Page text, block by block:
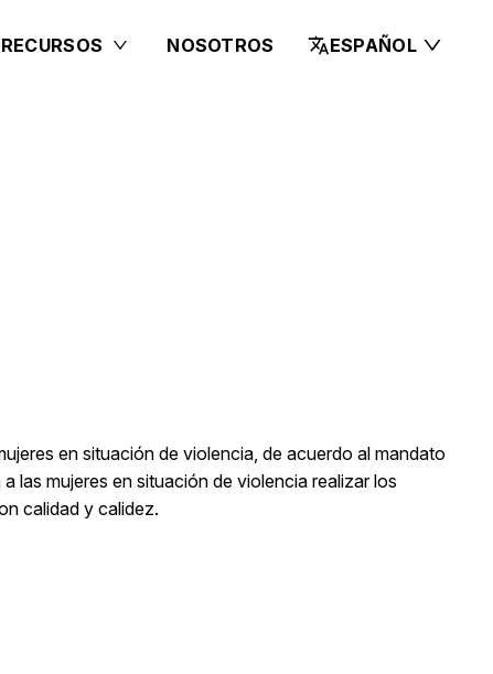
NOSOTROS ESPAÑOL
en situación de violencia, de acuerdo al mandato
las mujeres en situación de violencia realizar los
calidad y calidez.